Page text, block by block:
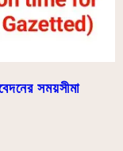
সময়সীমা